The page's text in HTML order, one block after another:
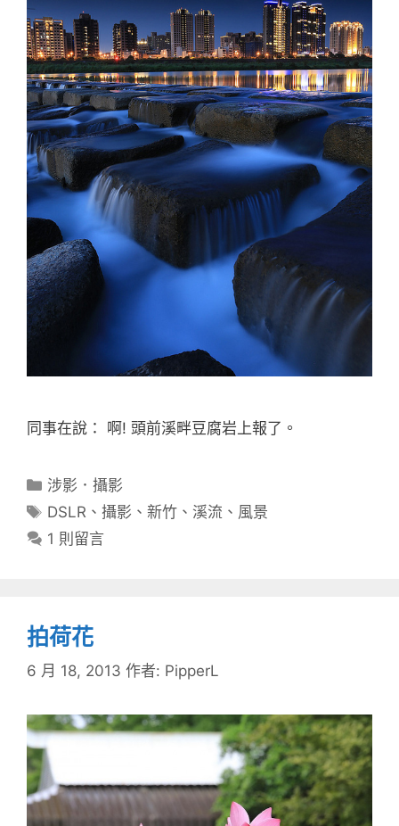
同事在說： 啊! 頭前溪畔豆腐岩上報了。
分
類
涉影．攝影
標
籤
DSLR 、攝影 、新竹 、 溪流 、 風景
1 則留言
拍荷花
6 月 18, 2013 作者: PipperL